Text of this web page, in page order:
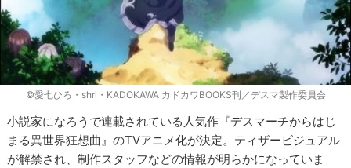
©愛七ひろ・shri・KADOKAWA カドカワBOOKS刊／デスマ製作委員会
小説家になろうで連載されている人気作『デスマーチからはじ
まる異世界狂想曲』のTVアニメ化が決定。ティザービジュアル
が解禁され、制作スタッフなどの情報が明らかになっていま